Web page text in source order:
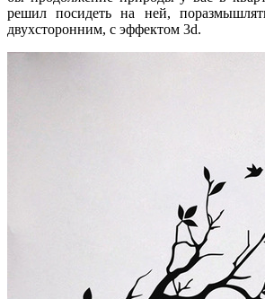
решил посидеть на ней,
двухсторонним, с эффектом 3d.